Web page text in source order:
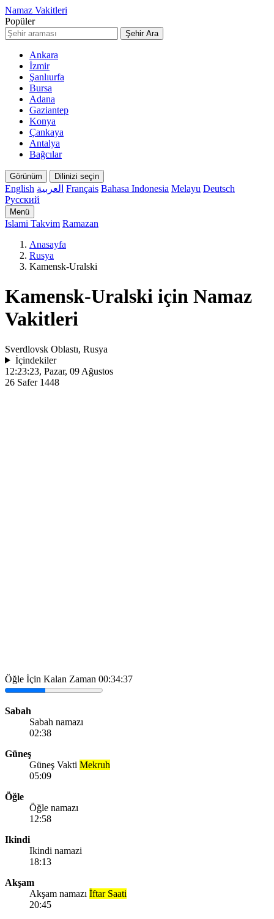
Namaz Vakitleri
Popüler
Şehir Ara
Ankara
İzmir
Şanlıurfa
Bursa
Adana
Gaziantep
Konya
Çankaya
Antalya
Bağcılar
Görünüm Dilinizi seçin
English العربية Français Bahasa Indonesia Melayu Deutsch
Русский
Menü
Islami Takvim Ramazan
Anasayfa
Rusya
Kamensk-Uralski
Kamensk-Uralski için Namaz
Vakitleri
Sverdlovsk Oblastı, Rusya
İçindekiler
12:23:23, Pazar, 09 Ağustos
26 Safer 1448
Öğle İçin Kalan Zaman 00:34:37
Sabah
Sabah namazı
02:38
Güneş
Güneş Vakti Mekruh
05:09
Öğle
Öğle namazı
12:58
Ikindi
Ikindi namazi
18:13
Akşam
Akşam namazı İftar Saati
20:45